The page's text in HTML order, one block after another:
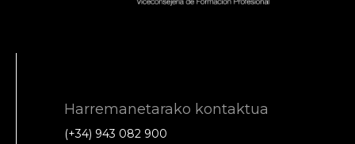
Harremanetarako kontaktua
(+34) 943 082 900